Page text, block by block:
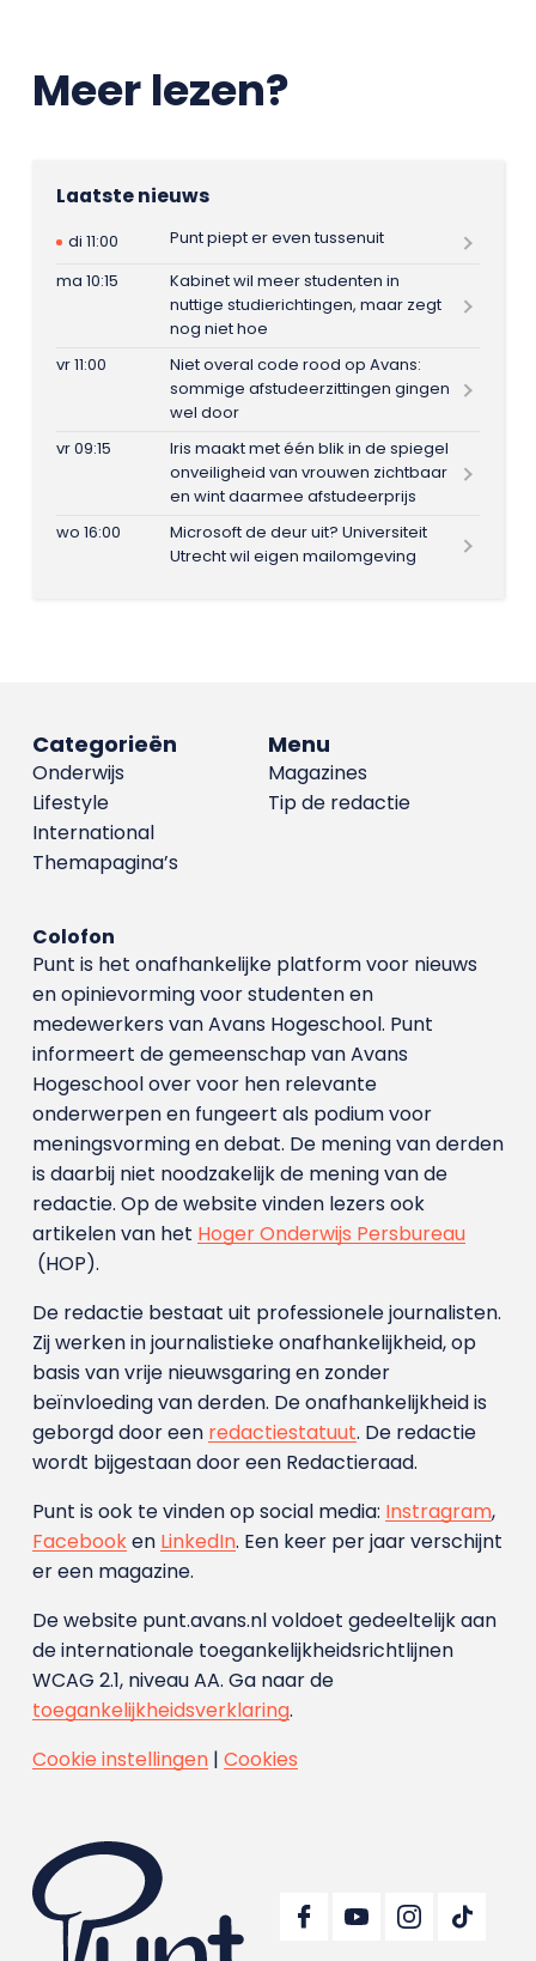
Meer lezen?
Laatste nieuws
di 11:00
Punt piept er even tussenuit
ma 10:15
Kabinet wil meer studenten in
nuttige studierichtingen, maar zegt
nog niet hoe
vr 11:00
Niet overal code rood op Avans:
sommige afstudeerzittingen gingen
wel door
vr 09:15
Iris maakt met één blik in de spiegel
onveiligheid van vrouwen zichtbaar
en wint daarmee afstudeerprijs
wo 16:00
Microsoft de deur uit? Universiteit
Utrecht wil eigen mailomgeving
Menu
Magazines
Tip de redactie
Categorieën
Onderwijs
Lifestyle
International
Themapagina’s
Colofon
Punt is het onafhankelijke platform voor nieuws
en opinievorming voor studenten en
medewerkers van Avans Hoge­school. Punt
informeert de gemeenschap van Avans
Hogeschool over voor hen relevante
onderwerpen en fungeert als podium voor
meningsvorming en debat. De mening van derden
is daarbij niet noodzakelijk de mening van de
redactie. Op de website vinden lezers ook
artikelen van het Hoger Onderwijs Persbureau
(HOP).
De redactie bestaat uit professionele journalisten.
Zij werken in journalistieke onafhankelijkheid, op
basis van vrije nieuwsgaring en zonder
beïnvloeding van derden. De onafhankelijkheid is
geborgd door een redactiestatuut. De redactie
wordt bijgestaan door een Redactieraad.
Punt is ook te vinden op social media: Instragram,
Facebooken LinkedIn. Een keer per jaar verschijnt
er een magazine.
De website punt.avans.nl voldoet gedeeltelijk aan
de internationale toegankelijkheidsrichtlijnen
WCAG 2.1, niveau AA. Ga naar de
toegankelijkheidsverklaring.
Cookie instellingen| Cookies